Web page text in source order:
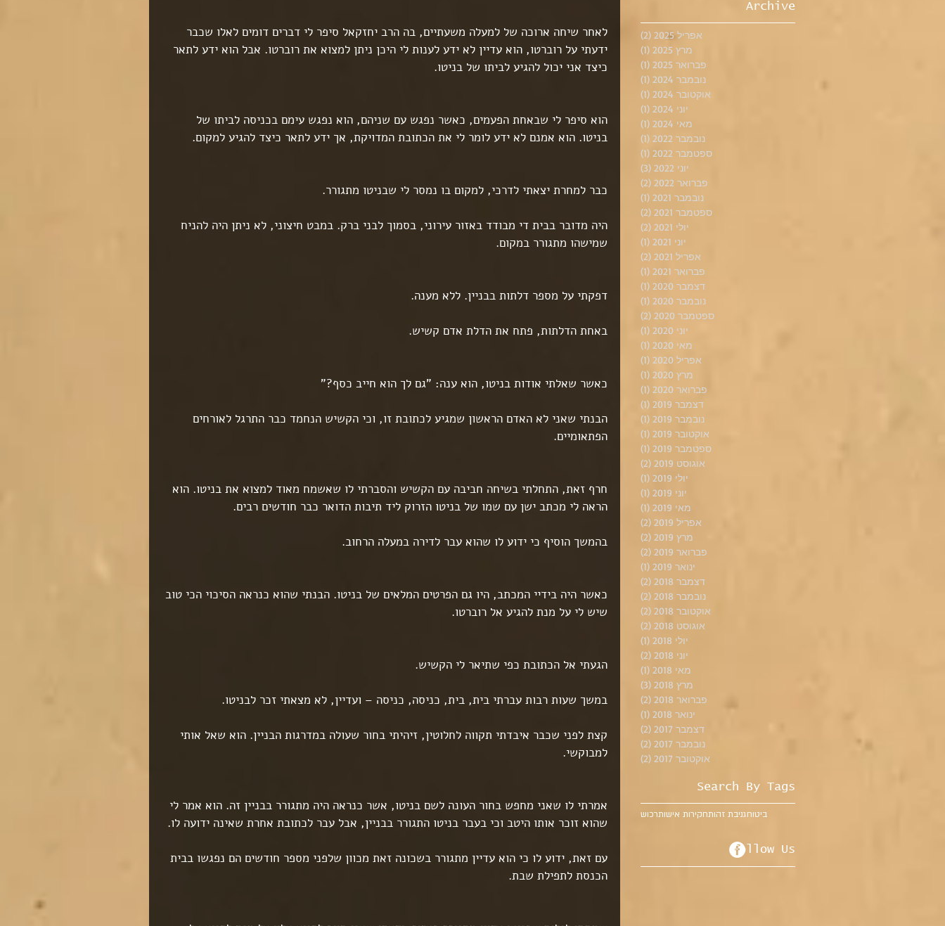
Archive
אפריל 2025 (2)
מרץ 2025
(1)
פברואר 2025
(1)
נובמבר 2024
(1)
אוקטובר 2024
(1)
יוני 2024
(1)
מאי 2024
(1)
נובמבר 2022
(1)
ספטמבר 2022
(1)
יוני 2022
(3)
פברואר 2022
(2)
נובמבר 2021
(1)
ספטמבר 2021
(2)
יולי 2021
(2)
יוני 2021
(1)
אפריל 2021
(2)
פברואר 2021
(1)
דצמבר 2020
(1)
נובמבר 2020
(1)
ספטמבר 2020
(2)
יוני 2020
(1)
מאי 2020
(1)
אפריל 2020
(1)
מרץ 2020
(1)
פברואר 2020
(1)
דצמבר 2019
(1)
נובמבר 2019
(1)
אוקטובר 2019
(1)
ספטמבר 2019
(1)
אוגוסט 2019
(2)
יולי 2019
(1)
יוני 2019
(1)
מאי 2019
(1)
אפריל 2019
(2)
מרץ 2019
(2)
פברואר 2019
(2)
ינואר 2019
(1)
דצמבר 2018
(2)
נובמבר 2018
(2)
אוקטובר 2018
(2)
אוגוסט 2018
(2)
יולי 2018
(1)
יוני 2018
(2)
מאי 2018
(1)
מרץ 2018
(3)
פברואר 2018
(2)
ינואר 2018
(1)
דצמבר 2017
(2)
נובמבר 2017
(2)
אוקטובר 2017
(2)
Search By Tags
ביטוחגניבת זהותחקירות אישותרכוש
Follow Us
לאחר שיחה ארוכה של למעלה משעתיים, בה הרב יחזקאל סיפר לי דברים דומים לאלו שכבר
ידעתי על רוברטו, הוא עדיין לא ידע לענות לי היכן ניתן למצוא את רוברטו. אבל הוא ידע לתאר
כיצד אני יכול להגיע לביתו של בניטו.
הוא סיפר לי שבאחת הפעמים, כאשר נפגש עם שניהם, הוא נפגש עימם בכניסה לביתו של
בניטו. הוא אמנם לא ידע לומר לי את הכתובת המדויקת, אך ידע לתאר כיצד להגיע למקום.
כבר למחרת יצאתי לדרכי, למקום בו נמסר לי שבניטו מתגורר.
היה מדובר בבית די מבודד באזור עירוני, בסמוך לבני ברק. במבט חיצוני, לא ניתן היה להניח
שמישהו מתגורר במקום.
דפקתי על מספר דלתות בבניין. ללא מענה.
באחת הדלתות, פתח את הדלת אדם קשיש.
כאשר שאלתי אודות בניטו, הוא ענה: "גם לך הוא חייב כסף?"
הבנתי שאני לא האדם הראשון שמגיע לכתובת זו, וכי הקשיש הנחמד כבר התרגל לאורחים
הפתאומיים.
חרף זאת, התחלתי בשיחה חביבה עם הקשיש והסברתי לו שאשמח מאוד למצוא את בניטו. הוא
הראה לי מכתב ישן עם שמו של בניטו הזרוק ליד תיבות הדואר כבר חודשים רבים.
בהמשך הוסיף כי ידוע לו שהוא עבר לדירה במעלה הרחוב.
כאשר היה בידיי המכתב, היו גם הפרטים המלאים של בניטו. הבנתי שהוא כנראה הסיכוי הכי טוב
שיש לי על מנת להגיע אל רוברטו.
הגעתי אל הכתובת כפי שתיאר לי הקשיש.
במשך שעות רבות עברתי בית, בית, כניסה, כניסה – ועדיין, לא מצאתי זכר לבניטו.
קצת לפני שכבר איבדתי תקווה לחלוטין, זיהיתי בחור שעולה במדרגות הבניין. הוא שאל אותי
למבוקשי.
אמרתי לו שאני מחפש בחור העונה לשם בניטו, אשר כנראה היה מתגורר בבניין זה. הוא אמר לי
שהוא זוכר אותו היטב וכי בעבר בניטו התגורר בבניין, אבל עבר לכתובת אחרת שאינה ידועה לו.
עם זאת, ידוע לו כי הוא עדיין מתגורר בשכונה זאת מכוון שלפני מספר חודשים הם נפגשו בבית
הכנסת לתפילת שבת.